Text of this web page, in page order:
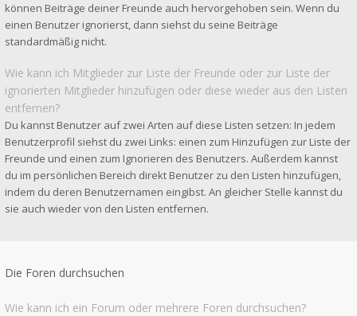
können Beiträge deiner Freunde auch hervorgehoben sein. Wenn du
einen Benutzer ignorierst, dann siehst du seine Beiträge
standardmäßig nicht.
Wie kann ich Mitglieder zur Liste der Freunde oder zur Liste der
ignorierten Mitglieder hinzufügen oder diese wieder aus den Listen
entfernen?
Du kannst Benutzer auf zwei Arten auf diese Listen setzen: In jedem
Benutzerprofil siehst du zwei Links: einen zum Hinzufügen zur Liste der
Freunde und einen zum Ignorieren des Benutzers. Außerdem kannst
du im persönlichen Bereich direkt Benutzer zu den Listen hinzufügen,
indem du deren Benutzernamen eingibst. An gleicher Stelle kannst du
sie auch wieder von den Listen entfernen.
Die Foren durchsuchen
Wie kann ich ein Forum oder mehrere Foren durchsuchen?